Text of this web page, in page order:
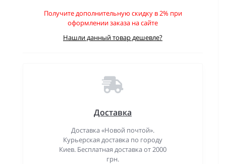
Получите дополнительную скидку в 2% при
оформлении заказа на сайте
Нашли данный товар дешевле?
Доставка
Доставка «Новой почтой».
Курьерская доставка по городу
Киев. Бесплатная доставка от 2000
грн.